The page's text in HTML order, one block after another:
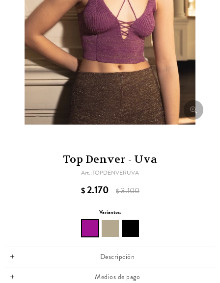
Top Denver - Uva
TOPDENVERUVA
$2.170 $3.100
Variantes:
Descripción
Medios de pago